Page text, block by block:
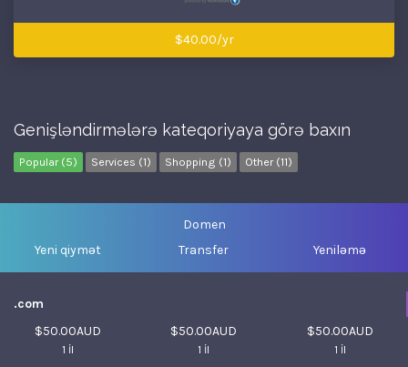
$40.00/yr
Genişləndirmələrə kateqoriyaya görə baxın
Popular (5) Services (1) Shopping (1) Other (11)
Domen
Yeni qiymət
Transfer Yeniləmə
.com
$50.00AUD
1 İl
$50.00AUD
1 İl
$50.00AUD
1 İl